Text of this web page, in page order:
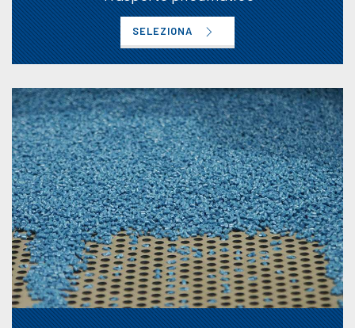
SELEZIONA